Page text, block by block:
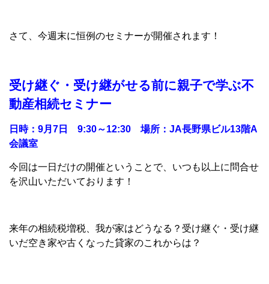
さて、今週末に恒例のセミナーが開催されます！
受け継ぐ・受け継がせる前に親子で学ぶ不
動産相続セミナー
日時：9月7日 9:30～12:30 場所：JA長野県ビル13階A
会議室
今回は一日だけの開催ということで、いつも以上に問合せ
を沢山いただいております！
来年の相続税増税、我が家はどうなる？受け継ぐ・受け継
いだ空き家や古くなった貸家のこれからは？